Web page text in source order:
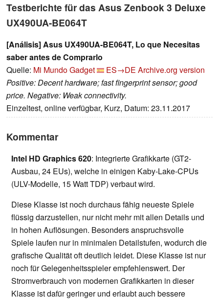
Testberichte für das Asus Zenbook 3 Deluxe
UX490UA-BE064T
[Análisis] Asus UX490UA-BE064T, Lo que Necesitas
saber antes de Comprarlo
Quelle: Mi Mundo Gadget ES→DE Archive.org version
Positive: Decent hardware; fast fingerprint sensor; good
price. Negative: Weak connectivity.
Einzeltest, online verfügbar, Kurz, Datum: 23.11.2017
Kommentar
Intel HD Graphics 620: Integrierte Grafikkarte (GT2-
Ausbau, 24 EUs), welche in einigen Kaby-Lake-CPUs
(ULV-Modelle, 15 Watt TDP) verbaut wird.
Diese Klasse ist noch durchaus fähig neueste Spiele
flüssig darzustellen, nur nicht mehr mit allen Details und
in hohen Auflösungen. Besonders anspruchsvolle
Spiele laufen nur in minimalen Detailstufen, wodurch die
grafische Qualität oft deutlich leidet. Diese Klasse ist nur
noch für Gelegenheitsspieler empfehlenswert. Der
Stromverbrauch von modernen Grafikkarten in dieser
Klasse ist dafür geringer und erlaubt auch bessere